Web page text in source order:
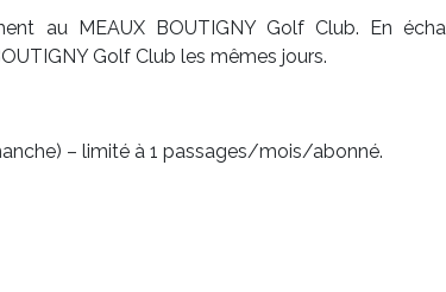
au MEAUX BOUTIGNY Golf Club. En
Golf Club les mêmes jours.
– limité à 1 passages/mois/abonné.